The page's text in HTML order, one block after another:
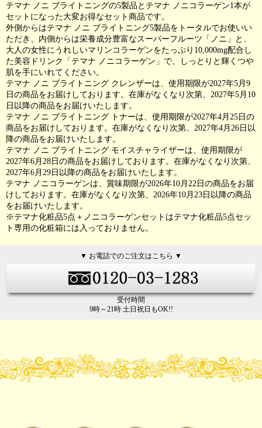
テマナ ノニ ブライトニングの5製品とテマナ ノニコラーゲン1本が
セットになった大変お得なセット商品です。
外側からはテマナ ノニ ブライトニング5製品をトータルでお使いい
ただき、内側からは栄養成分豊富なスーパーフルーツ「ノニ」と、
大人の女性にうれしいマリンコラーゲンをたっぷり10,000mg配合し
た美容ドリンク「テマナ ノニコラーゲン」で、しっとりと輝くつや
肌を手にいれてください。
テマナ ノニ ブライトニング クレンザーは、使用期限が2027年5月9
日の商品をお届けしております。在庫がなくなり次第、2027年5月10
日以降の商品をお届けいたします。
テマナ ノニ ブライトニング トナーは、使用期限が2027年4月25日の
商品をお届けしております。在庫がなくなり次第、2027年4月26日以
降の商品をお届けいたします。
テマナ ノニ ブライトニング モイスチャライザーは、使用期限が
2027年6月28日の商品をお届けしております。在庫がなくなり次第、
2027年6月29日以降の商品をお届けいたします。
テマナ ノニコラーゲンは、賞味期限が2026年10月22日の商品をお届
けしております。在庫がなくなり次第、2026年10月23日以降の商品
をお届けいたします。
※テマナ化粧品5点＋ノニコラーゲンセットはテマナ化粧品5点セッ
ト専用の化粧箱には入っておりません。
▼ お電話でのご注文はこちら ▼
受付時間
9時～21時 土日祝日もOK!!